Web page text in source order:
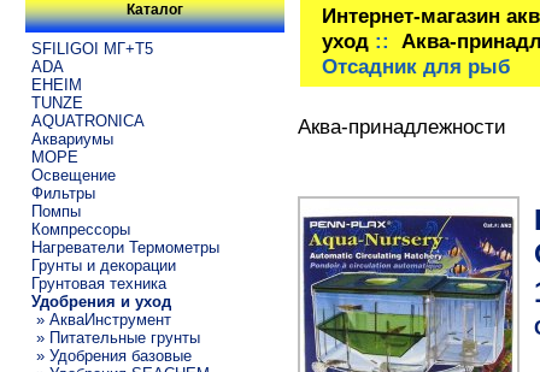
Каталог
SFILIGOI МГ+Т5
ADA
EHEIM
TUNZE
AQUATRONICA
Аквариумы
МОРЕ
Освещение
Фильтры
Помпы
Компрессоры
Нагреватели Термометры
Грунты и декорации
Грунтовая техника
Удобрения и уход
» АкваИнструмент
» Питательные грунты
» Удобрения базовые
Интернет-магазин
уход:: Аква-
Отсадник для рыб
Аква-принадлежности